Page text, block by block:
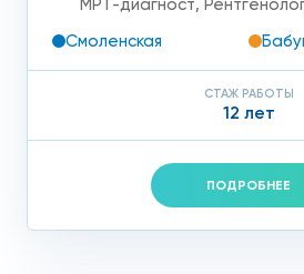
МРТ-диагност,
Смоленская
СТАЖ РАБОТЫ
12 лет
ПОДРОБНЕЕ